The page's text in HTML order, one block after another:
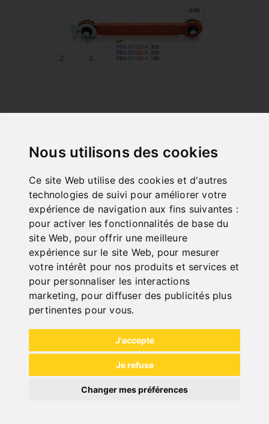
Nous utilisons des cookies
Ce site Web utilise des cookies et d'autres
technologies de suivi pour améliorer votre
expérience de navigation aux fins suivantes :
pour activer les fonctionnalités de base du
site Web, pour offrir une meilleure
expérience sur le site Web, pour mesurer
votre intérêt pour nos produits et services et
pour personnaliser les interactions
marketing, pour diffuser des publicités plus
pertinentes pour vous.
J'accepte
Je refuse
Changer mes préférences
Art. No. : 57-1141
92,40 €
In Stock
Deliverable in 2-3 business days